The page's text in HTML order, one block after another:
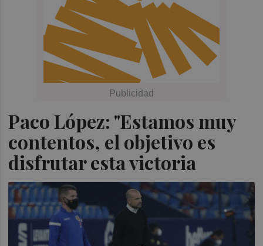
Paco López: "Estamos muy
contentos, el objetivo es
disfrutar esta victoria